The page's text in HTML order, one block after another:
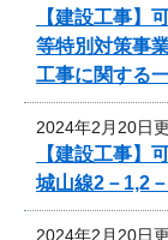
【建設工事】
等特別対策事
工事に関する
2024年2月20日
【建設工事】
城山線2－1,2
2024年2月20日